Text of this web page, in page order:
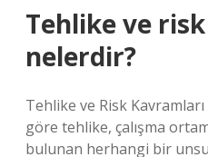
Tehlike ve
nelerdir?
Tehlike ve Risk
göre tehlike, çalışma
bulunan herhangi bir